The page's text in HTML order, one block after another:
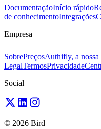
DocumentaçãoInício rápido
de conhecimentoIntegrações
Empresa
SobrePreçosAuthifly, a nossa
LegalTermosPrivacidade
Social
© 2026 Bird